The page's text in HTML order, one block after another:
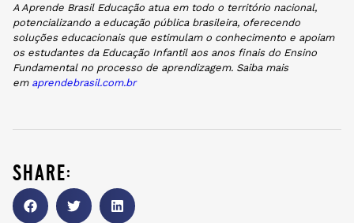
A Aprende Brasil Educação atua em todo o território nacional,
potencializando a educação pública brasileira, oferecendo
soluções educacionais que estimulam o conhecimento e apoiam
os estudantes da Educação Infantil aos anos finais do Ensino
Fundamental no processo de aprendizagem. Saiba mais
em aprendebrasil.com.br
share: